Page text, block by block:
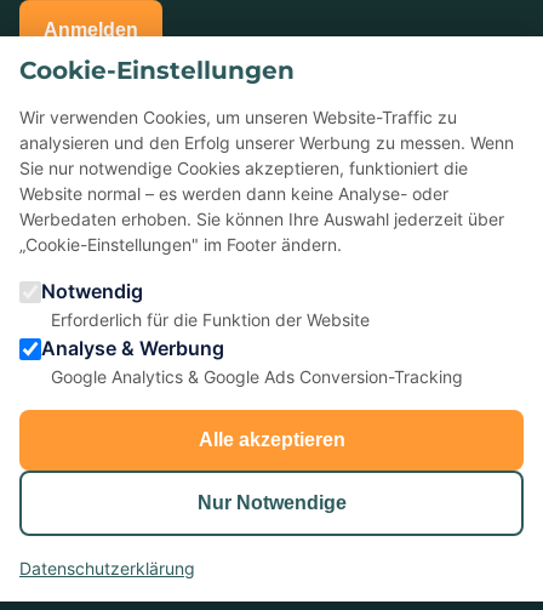
Anmelden
Erzählen Sie anderen davon — Ihre Bewertung auf Google
hilft kleinen Eventagenturen enorm.
★Bei Google bewerten
5,0 ★ ★ ★ ★ ★
anydoors ist ein Teambuilding-Anbieter aus Laatzen bei
© 2026 anydoors - Alle Rechte vorbehalten |AGB|Impressum|
Datenschutz
Cookie-Einstellungen
Wir verwenden Cookies, um unseren Website-Traffic zu
analysieren und den Erfolg unserer Werbung zu messen. Wenn
Sie nur notwendige Cookies akzeptieren, funktioniert die
Website normal – es werden dann keine Analyse- oder
Werbedaten erhoben. Sie können Ihre Auswahl jederzeit über
„Cookie-Einstellungen" im Footer ändern.
Notwendig
Erforderlich für die Funktion der Website
Analyse & Werbung
Google Analytics & Google Ads Conversion-Tracking
Alle akzeptieren
Nur Notwendige
Datenschutzerklärung